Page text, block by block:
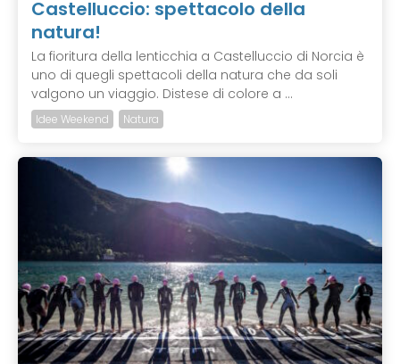
Castelluccio: spettacolo della
natura!
La fioritura della lenticchia a Castelluccio di Norcia è
uno di quegli spettacoli della natura che da soli
valgono un viaggio. Distese di colore a ...
Idee Weekend Natura